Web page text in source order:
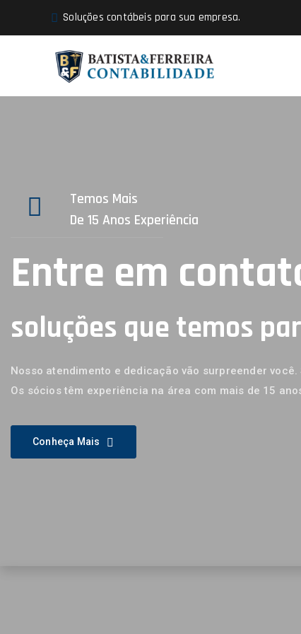
Soluções contábeis para sua empresa.
Temos Mais
De 15 Anos Experiência
Entre em
soluções que temos
Nosso atendimento e dedicação vão surpreender
Os sócios têm experiência na área com mais de 15
Conheça Mais